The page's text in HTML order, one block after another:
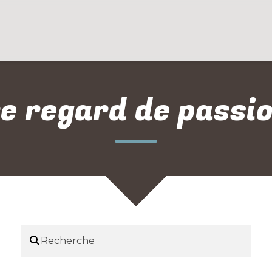
regard de